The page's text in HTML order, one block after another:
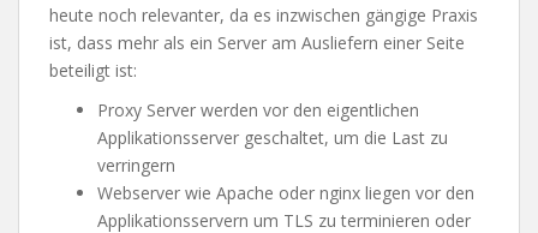
heute noch relevanter, da es inzwischen gängige Praxis
ist, dass mehr als ein Server am Ausliefern einer Seite
beteiligt ist:
Proxy Server werden vor den eigentlichen
Applikationsserver geschaltet, um die Last zu
verringern
Webserver wie Apache oder nginx liegen vor den
Applikationsservern um TLS zu terminieren oder